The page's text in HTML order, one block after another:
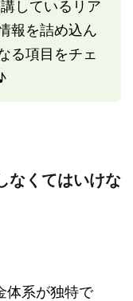
しているリア
報を詰め込ん
る項目をチェ
なくてはいけな
体系が独特で